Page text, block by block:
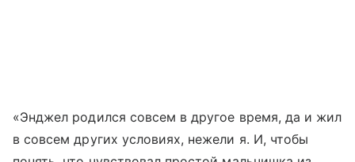
«Энджел родился совсем в другое время, да и жил
в совсем других условиях, нежели я. И, чтобы